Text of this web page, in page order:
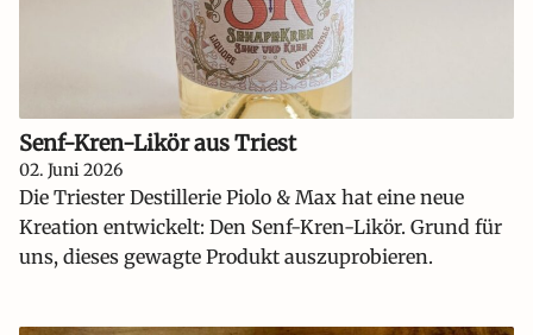
Senf-Kren-Likör aus Triest
02. Juni 2026
Die Triester Destillerie Piolo & Max hat eine neue
Kreation entwickelt: Den Senf-Kren-Likör. Grund für
uns, dieses gewagte Produkt auszuprobieren.